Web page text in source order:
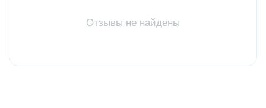
Отзывы не найдены